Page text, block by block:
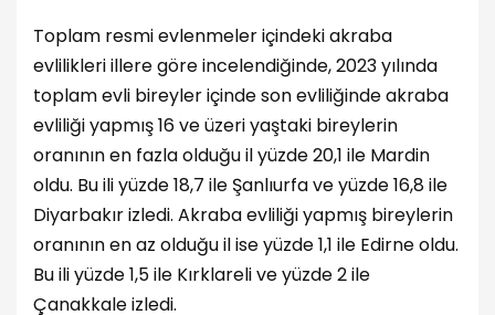
Toplam resmi evlenmeler içindeki akraba
evlilikleri illere göre incelendiğinde, 2023 yılında
toplam evli bireyler içinde son evliliğinde akraba
evliliği yapmış 16 ve üzeri yaştaki bireylerin
oranının en fazla olduğu il yüzde 20,1 ile Mardin
oldu. Bu ili yüzde 18,7 ile Şanlıurfa ve yüzde 16,8 ile
Diyarbakır izledi. Akraba evliliği yapmış bireylerin
oranının en az olduğu il ise yüzde 1,1 ile Edirne oldu.
Bu ili yüzde 1,5 ile Kırklareli ve yüzde 2 ile
Çanakkale izledi.